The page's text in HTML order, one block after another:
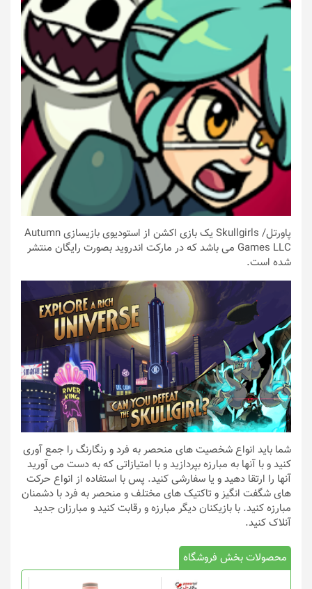
پاورتل
/ Skullgirls یک بازی اکشن از استودیوی بازیسازی Autumn
Games LLC می باشد که در مارکت اندروید بصورت رایگان منتشر
شده است.
شما باید انواع شخصیت های منحصر به فرد و رنگارنگ را جمع آوری
کنید و با آنها به مبارزه بپردازید و با امتیازاتی که به دست می آورید
آنها را ارتقا دهید و یا سفارشی کنید. پس با استفاده از انواع حرکت
های شگفت انگیز و تاکتیک های مختلف و منحصر به فرد با دشمنان
مبارزه کنید. با بازیکنان دیگر مبارزه و رقابت کنید و مبارزان جدید
آنلاک کنید.
محصولات بخش فروشگاه